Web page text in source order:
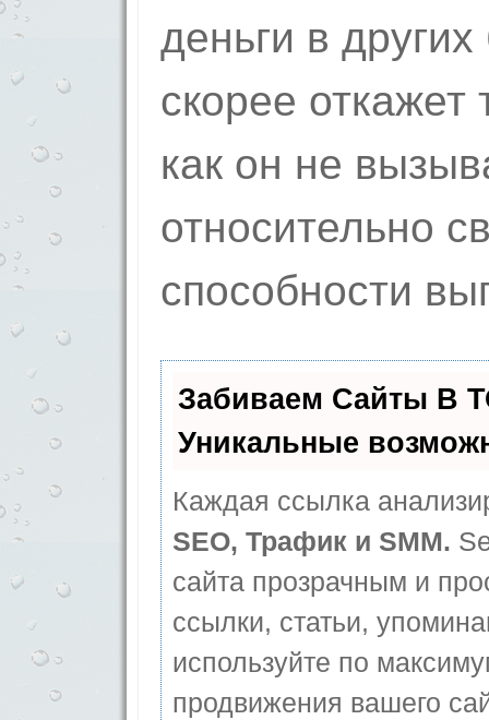
деньги в
скорее откажет
как он не
относительно
способности
Забиваем Сайты В
Уникальные
Каждая ссылка
SEO, Трафик и SMM.
сайта прозрачным и
ссылки, статьи,
используйте по
продвижения вашего